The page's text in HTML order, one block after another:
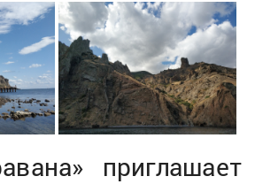
приглашает